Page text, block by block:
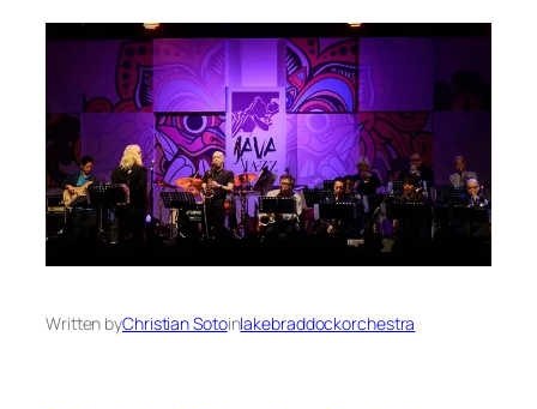
Written byChristian Sotoinlakebraddockorchestra